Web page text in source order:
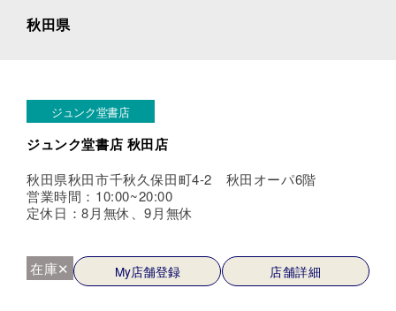
秋田県
ジュンク堂書店
ジュンク堂書店 秋田店
秋田県秋田市千秋久保田町4-2 秋田オーパ6階
営業時間：10:00~20:00
定休日：8月無休、9月無休
在庫✕ My店舗登録 店舗詳細